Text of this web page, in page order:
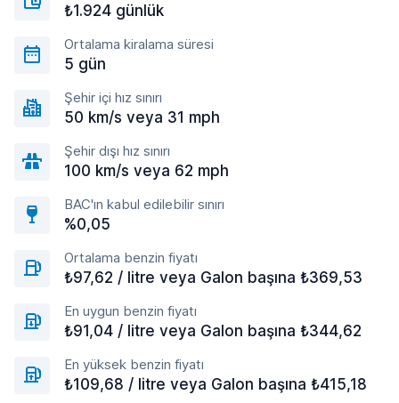
₺1.924 günlük
Ortalama kiralama süresi
5 gün
Şehir içi hız sınırı
50 km/s veya 31 mph
Şehir dışı hız sınırı
100 km/s veya 62 mph
BAC'ın kabul edilebilir sınırı
%0,05
Ortalama benzin fiyatı
₺97,62 / litre veya Galon başına ₺369,53
En uygun benzin fiyatı
₺91,04 / litre veya Galon başına ₺344,62
En yüksek benzin fiyatı
₺109,68 / litre veya Galon başına ₺415,18